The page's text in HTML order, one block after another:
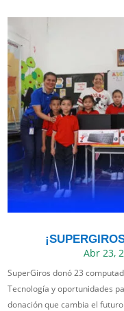
Abr 23,
SuperGiros donó 23
Tecnología y oportunidades
donación que cambia el